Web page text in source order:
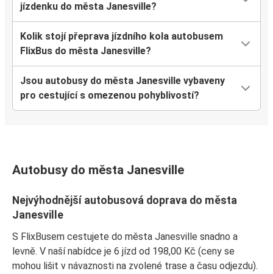
jízdenku do města Janesville?
Kolik stojí přeprava jízdního kola autobusem
FlixBus do města Janesville?
Jsou autobusy do města Janesville vybaveny
pro cestující s omezenou pohyblivostí?
Autobusy do města Janesville
Nejvýhodnější autobusová doprava do města
Janesville
S FlixBusem cestujete do města Janesville snadno a
levně. V naší nabídce je 6 jízd od 198,00 Kč (ceny se
mohou lišit v návaznosti na zvolené trase a času odjezdu).